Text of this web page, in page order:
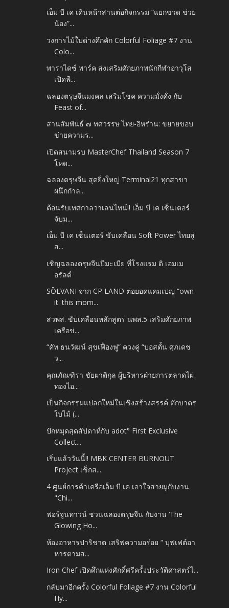
เอ็ม บี เค เดินหน้าสานต่อกิจกรรม “แยกขวด ช่วย
น้อง”...
วงการไม้ใบด่างคึกคัก Colorful Foliage #7 งาน
Colo...
พาราไดซ์ พาร์ค ส่งเสริมศักยภาพนักกีฬาอาวุโส
เปิดพื...
ฉลองตรุษจีนมงคล เสริมโชค ความมั่งคั่ง กับ
Feast of...
สานสัมพันธ์ ๗ ทศวรรษ ไทย-อิหร่าน: ขยายขอบ
ข่ายความร...
เปิดสนามรบ MasterChef Thailand Season 7
โหด...
ฉลองตรุษจีน สุดยิ่งใหญ่ Terminal21 ทุกสาขา
ผนึกกำล...
ต้อนรับเทศกาลวาเลนไทน์!! เอ็ม บี เค เซ็นเตอร์
จับม...
เอ็ม บี เค เซ็นเตอร์ ขับเคลื่อน Soft Power ไทยสู่
ส...
เชิญฉลองตรุษจีนปีมะเมีย ที่โรงแรม ดิ เอมเม
อรัลด์
SŌLVANI จาก CP LAND ต่อยอดแคมเปญ “own
it. this mom...
สวพส. ขับเคลื่อนหลักสูตร นพส.5 เสริมศักยภาพ
เครือข่...
“คัท ธนวัฒน์ สุขเฟื่องฟู” ควงคู่ “บอสตั้น ศุภเดช
ว...
คุณภัณฑิรา ชัยผาติกุล ผู้บริหารฝ่ายการตลาดไผ่
ทองไอ...
เป็นกิจกรรมแปลกใหม่ในเชิงสร้างสรรค์ ตักบาตร
ใบไม้ (...
ปักหมุดสุดสัปดาห์กับ adot° First Exclusive
Collect...
เริ่มแล้ววันนี้!! MBK CENTER BURNOUT
Project เช็กส...
4 ศูนย์การค้าเครือเอ็ม บี เค เอาใจสายมูกับงาน
"Chi...
ฟอร์จูนทาวน์ ชวนฉลองตรุษจีน กับงาน ‘The
Glowing Ho...
ห้องอาหารปาริชาต เสริฟความอร่อย “ บุฟเฟต์อา
หารตามส...
Iron Chef เปิดศึกแห่งศักดิ์ศรีครั้งประวัติศาสตร์ไ...
กลับมาอีกครั้ง Colorful Foliage #7 งาน Colorful
Hy...